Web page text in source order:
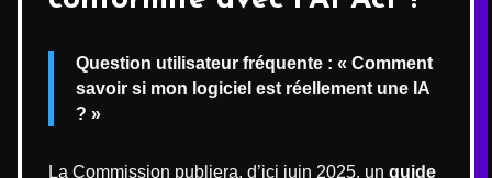
Question utilisateur fréquente : « Comment
savoir si mon logiciel est réellement une IA
? »
La Commission publiera, d’ici juin 2025, un guide